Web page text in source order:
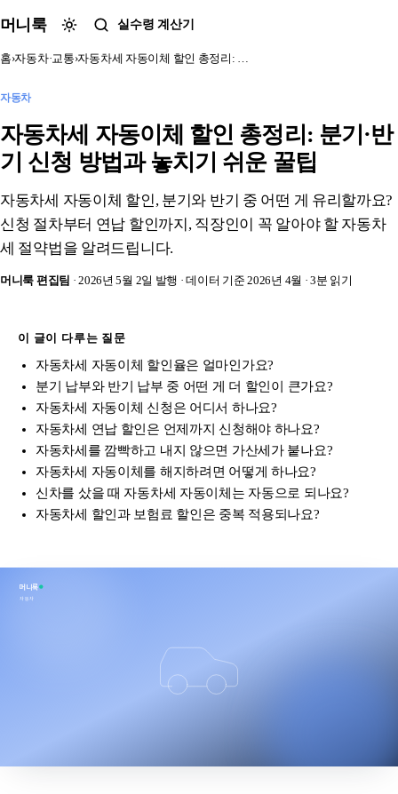
머니룩 실수령 계산기
홈›자동차·교통›자동차세 자동이체 할인 총정리: …
자동차
자동차세 자동이체 할인 총정리: 분기·반
기 신청 방법과 놓치기 쉬운 꿀팁
자동차세 자동이체 할인, 분기와 반기 중 어떤 게 유리할까요?
신청 절차부터 연납 할인까지, 직장인이 꼭 알아야 할 자동차
세 절약법을 알려드립니다.
머니룩 편집팀 · 2026년 5월 2일 발행 · 데이터 기준 2026년 4월 · 3분 읽기
이 글이 다루는 질문
자동차세 자동이체 할인율은 얼마인가요?
분기 납부와 반기 납부 중 어떤 게 더 할인이 큰가요?
자동차세 자동이체 신청은 어디서 하나요?
자동차세 연납 할인은 언제까지 신청해야 하나요?
자동차세를 깜빡하고 내지 않으면 가산세가 붙나요?
자동차세 자동이체를 해지하려면 어떻게 하나요?
신차를 샀을 때 자동차세 자동이체는 자동으로 되나요?
자동차세 할인과 보험료 할인은 중복 적용되나요?
머니룩
자동차